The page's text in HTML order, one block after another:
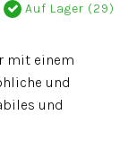
Auf Lager (29)
mit einem
und
und